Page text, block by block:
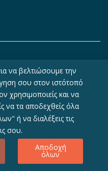
byGeometry|Woocommerce
Αναζήτηση Καλάθι
να βελτιώσουμε την
σου στον ιστότοπό
χρησιμοποιείς και να
να τα αποδεχθείς όλα
ή να διαλέξεις τις
σου.
Αποδοχή
όλων